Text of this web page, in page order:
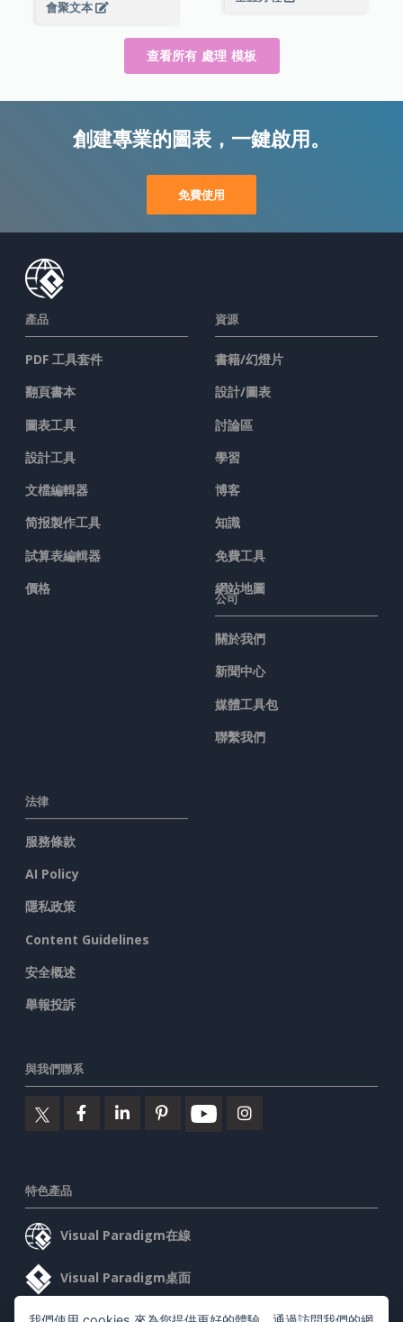
會聚文本
查看所有 處理 模板
創建專業的圖表，一鍵啟用。
免費使用
產品
PDF 工具套件
翻頁書本
圖表工具
設計工具
文檔編輯器
简报製作工具
試算表編輯器
價格
資源
書籍/幻燈片
設計/圖表
討論區
學習
博客
知識
免費工具
網站地圖
公司
關於我們
新聞中心
媒體工具包
聯繫我們
法律
服務條款
AI Policy
隱私政策
Content Guidelines
安全概述
舉報投訴
與我們聯系
特色產品
Visual Paradigm在線
Visual Paradigm桌面